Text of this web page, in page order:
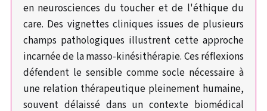
en neurosciences du toucher et de l'éthique du
care. Des vignettes cliniques issues de plusieurs
champs pathologiques illustrent cette approche
incarnée de la masso-kinésithérapie. Ces réflexions
défendent le sensible comme socle nécessaire à
une relation thérapeutique pleinement humaine,
souvent délaissé dans un contexte biomédical